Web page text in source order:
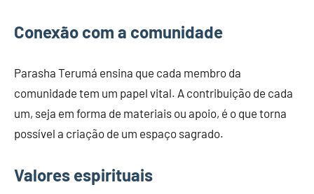
Conexão com a comunidade
Parasha Terumá ensina que cada membro da
comunidade tem um papel vital. A contribuição de cada
um, seja em forma de materiais ou apoio, é o que torna
possível a criação de um espaço sagrado.
Valores espirituais